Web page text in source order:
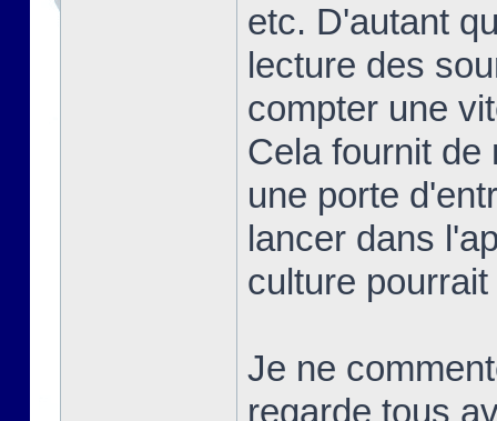
etc. D'autant
lecture des
compter une
Cela fournit de
une porte
lancer dans
culture
Je ne
regarde tous